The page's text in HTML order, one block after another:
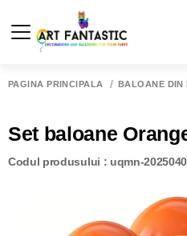
PAGINA PRINCIPALĂ BALOANE DIN
Set baloane
Codul produsului : uqmn-